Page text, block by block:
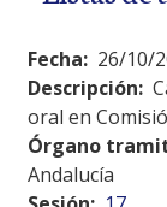
Fecha: 26/10/
Descripción:
oral en
Órgano
Andalucía